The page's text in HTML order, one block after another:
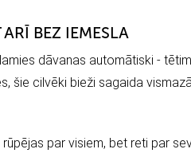
BEZ IEMESLA
dāvanas automātiski -
šie cilvēki bieži sagaida
par visiem, bet reti par